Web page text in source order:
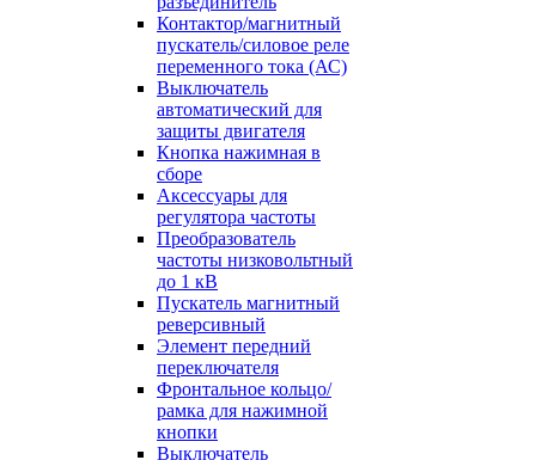
Контактор/магнитный
пускатель/силовое реле
переменного тока (АС)
Выключатель
автоматический для
защиты двигателя
Кнопка нажимная в
сборе
Аксессуары для
регулятора частоты
Преобразователь
частоты низковольтный
до 1 кВ
Пускатель магнитный
реверсивный
Элемент передний
переключателя
Фронтальное кольцо/
рамка для нажимной
кнопки
Выключатель